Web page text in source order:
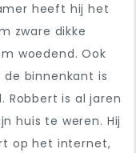
heeft hij het
zware dikke
woedend. Ook
binnenkant is
Robbert is al jaren
huis te weren. Hij
op het internet,